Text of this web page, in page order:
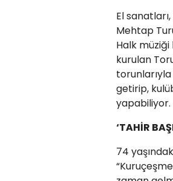
El
Mehtap
Halk
kurulan
getirip,
yapabiliyor.
‘TAHİR
74